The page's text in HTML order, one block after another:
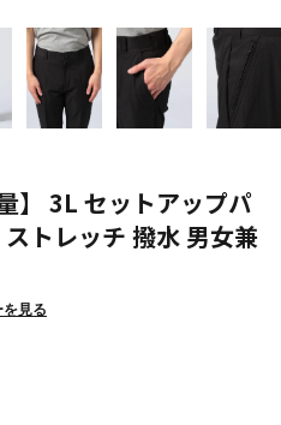
】 3L セットアップパ
トレッチ 撥水 男女兼
見る